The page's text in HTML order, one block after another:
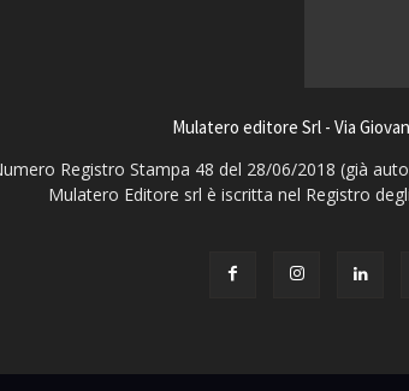
Mulatero editore Srl - Via
Registro Stampa 48 del 28/06/2018 (già
Mulatero Editore srl è iscritta nel Registro